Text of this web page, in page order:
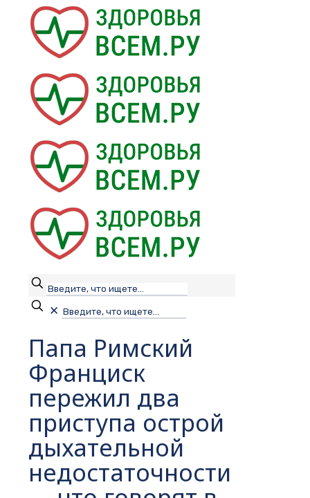
✕
Папа Римский
Франциск
пережил два
приступа острой
дыхательной
недостаточности